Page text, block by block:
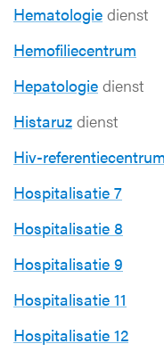
Hematologie dienst
Hemofiliecentrum
Hepatologie dienst
Histaruz dienst
Hiv-referentiecentrum
Hospitalisatie 7
Hospitalisatie 8
Hospitalisatie 9
Hospitalisatie 11
Hospitalisatie 12